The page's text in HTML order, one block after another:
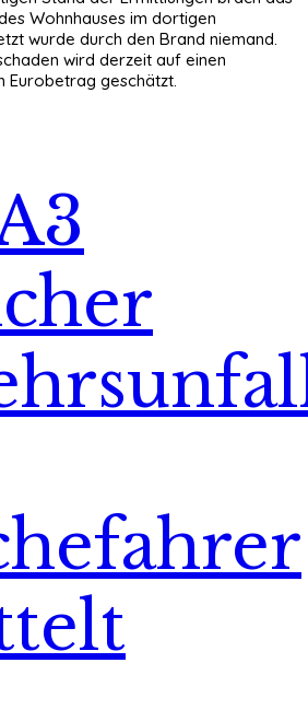
Wohnhauses im dortigen
wurde durch den Brand niemand.
wird derzeit auf einen
Eurobetrag geschätzt.